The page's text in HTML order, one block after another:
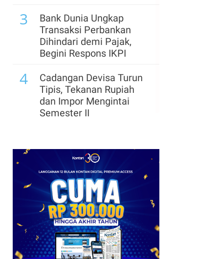
3
Bank Dunia Ungkap
Transaksi Perbankan
Dihindari demi Pajak,
Begini Respons IKPI
4
Cadangan Devisa Turun
Tipis, Tekanan Rupiah
dan Impor Mengintai
Semester II